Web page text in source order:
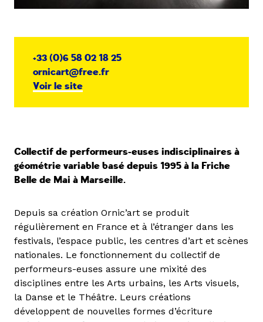
+33 (0)6 58 02 18 25
ornicart@free.fr
Voir le site
Collectif de performeurs-euses indisciplinaires à
géométrie variable basé depuis 1995 à la Friche
Belle de Mai à Marseille.
Depuis sa création Ornic’art se produit
régulièrement en France et à l’étranger dans les
festivals, l’espace public, les centres d’art et scènes
nationales. Le fonctionnement du collectif de
performeurs-euses assure une mixité des
disciplines entre les Arts urbains, les Arts visuels,
la Danse et le Théâtre. Leurs créations
développent de nouvelles formes d’écriture